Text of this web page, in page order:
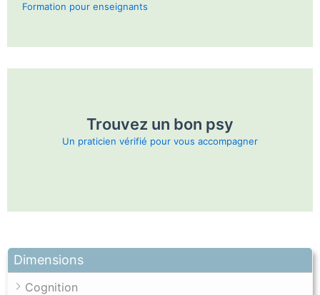
Dimensions
Cognition
Formation pour enseignants
Trouvez un bon psy
Un praticien vérifié pour vous accompagner